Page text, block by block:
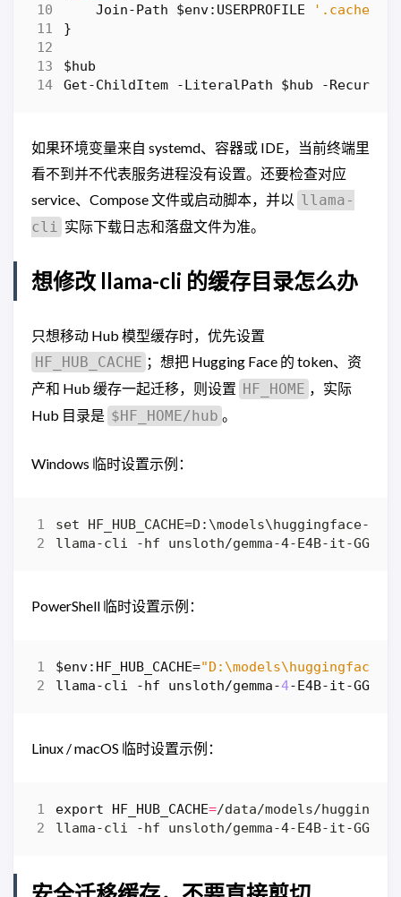
Join-Path
$env:USERPROFILE
}
$hub
Get-ChildItem
-LiteralPath $hub -Recurse
如果环境变量来自 systemd、容器或 IDE，当前终端里
看不到并不代表服务进程没有设置。还要检查对应
service、Compose 文件或启动脚本，并以 llama-
cli 实际下载日志和落盘文件为准。
想修改 llama-cli 的缓存目录怎么办
只想移动 Hub 模型缓存时，优先设置
HF_HUB_CACHE ；想把 Hugging Face 的 token、资
产和 Hub 缓存一起迁移，则设置 HF_HOME ，实际
Hub 目录是 $HF_HOME/hub 。
Windows 临时设置示例：
PowerShell 临时设置示例：
$env:HF_HUB_CACHE="D:\models\huggingface-
llama-cli
-hf unsloth/gemma-4-E4B-it-GGUF
Linux / macOS 临时设置示例：
export HF_HUB_CACHE=